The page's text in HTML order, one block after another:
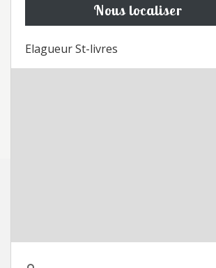
Nous localiser
Elagueur St-livres